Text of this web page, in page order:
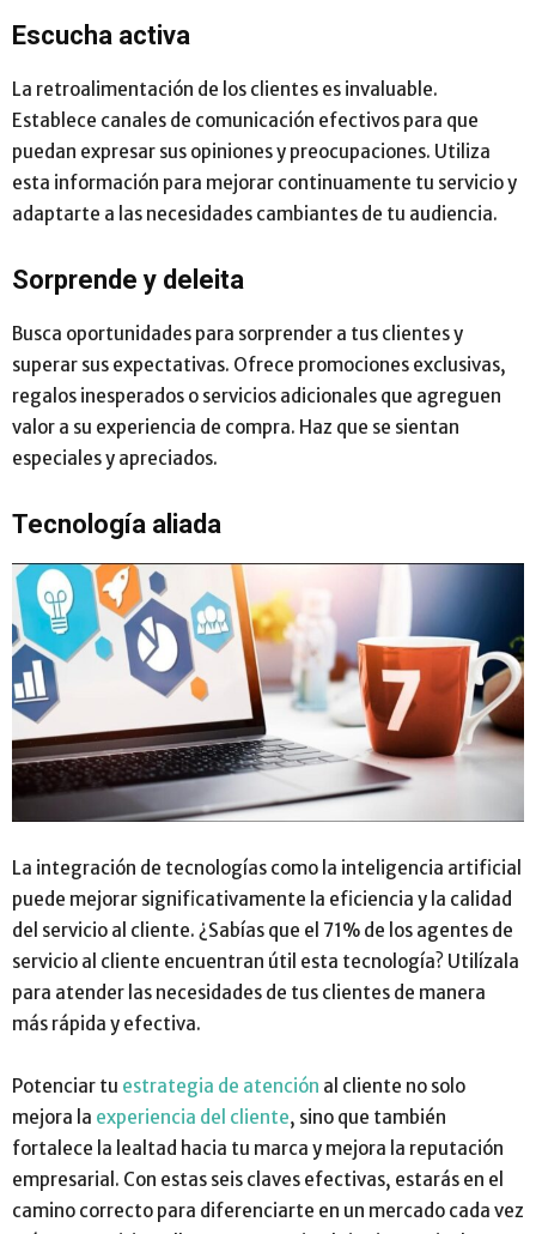
Escucha activa
La retroalimentación de los clientes es invaluable.
Establece canales de comunicación efectivos para que
puedan expresar sus opiniones y preocupaciones. Utiliza
esta información para mejorar continuamente tu servicio y
adaptarte a las necesidades cambiantes de tu audiencia.
Sorprende y deleita
Busca oportunidades para sorprender a tus clientes y
superar sus expectativas. Ofrece promociones exclusivas,
regalos inesperados o servicios adicionales que agreguen
valor a su experiencia de compra. Haz que se sientan
especiales y apreciados.
Tecnología aliada
La integración de tecnologías como la inteligencia artificial
puede mejorar significativamente la eficiencia y la calidad
del servicio al cliente. ¿Sabías que el 71% de los agentes de
servicio al cliente encuentran útil esta tecnología? Utilízala
para atender las necesidades de tus clientes de manera
más rápida y efectiva.
Potenciar tu estrategia de atención al cliente no solo
mejora la experiencia del cliente, sino que también
fortalece la lealtad hacia tu marca y mejora la reputación
empresarial. Con estas seis claves efectivas, estarás en el
camino correcto para diferenciarte en un mercado cada vez